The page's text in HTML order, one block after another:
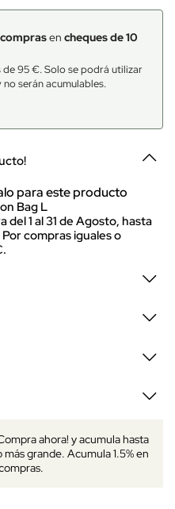
en cheques de 10
de 95 €. Solo se podrá utilizar
no serán acumulables.
para este producto
Bag L
del 1 al 31 de Agosto, hasta
compras iguales o
ahora! y acumula hasta
grande. Acumula 1.5% en